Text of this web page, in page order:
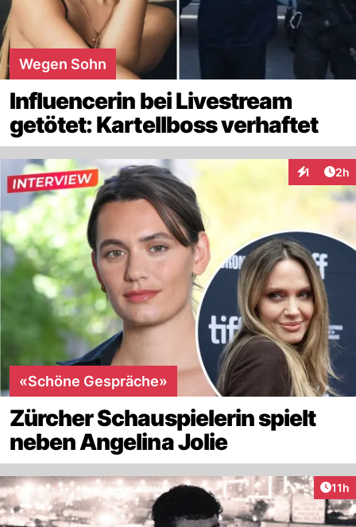
Wegen Sohn
Influencerin bei Livestream
getötet: Kartellboss verhaftet
1 2h
«Schöne Gespräche»
Zürcher Schauspielerin spielt
neben Angelina Jolie
11h